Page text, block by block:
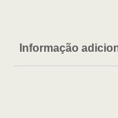
Informação